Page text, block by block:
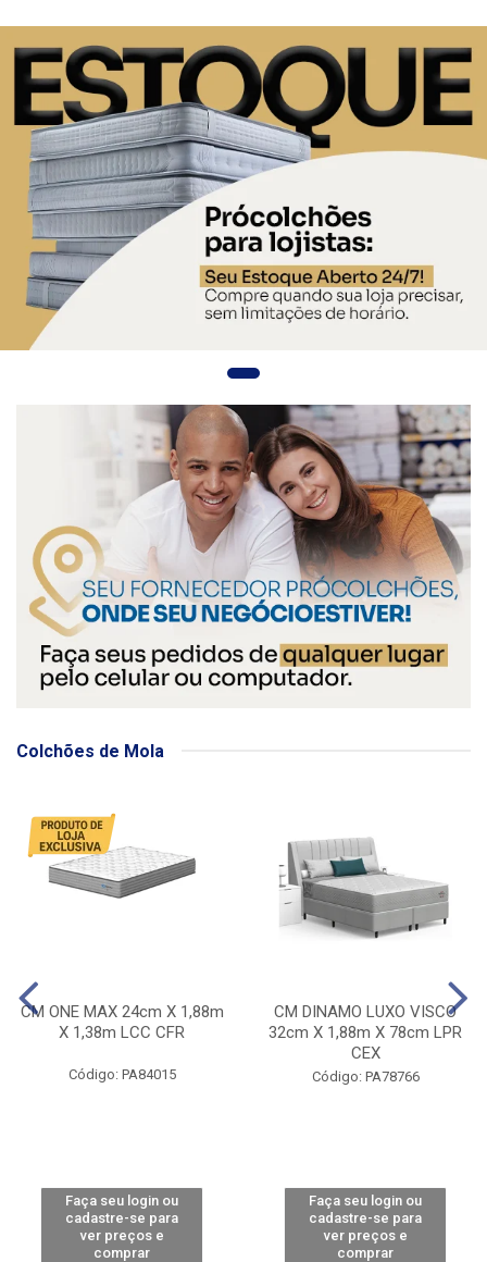
Colchões de Mola
CM ONE MAX 24cm X 1,88m
X 1,38m LCC CFR
Código: PA84015
Faça seu login ou
cadastre-se para
ver preços e
comprar
CM DINAMO LUXO VISCO
32cm X 1,88m X 78cm LPR
CEX
Código: PA78766
Faça seu login ou
cadastre-se para
ver preços e
comprar